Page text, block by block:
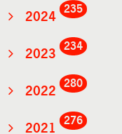
2024
235
2023
234
2022
280
2021
276